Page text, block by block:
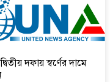
দফায় স্বর্ণের দামে